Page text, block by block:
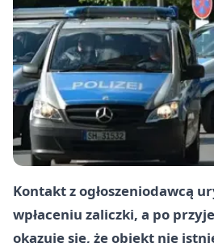
Kontakt z ogłoszeniodawcą
wpłaceniu zaliczki, a po
okazuje się, że obiekt nie